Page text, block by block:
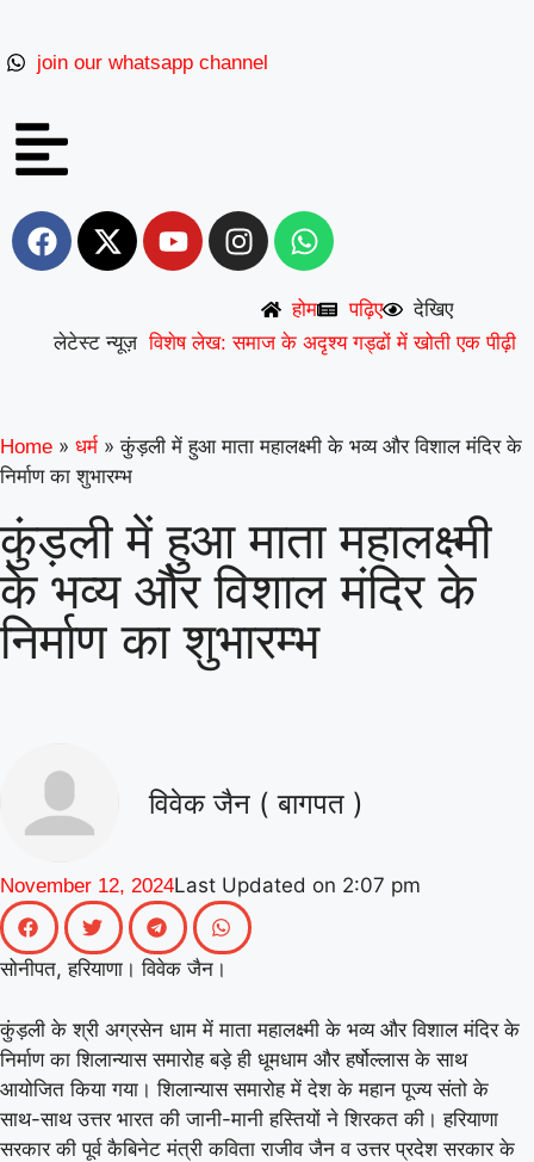
join our whatsapp channel
होम पढ़िए
देखिए
लेटेस्ट न्यूज़ विशेष लेख: समाज के अदृश्य गड्ढों में खोती एक पीढ़ी
पुरस्कार’ युवा शक्ति को समर्पित करेंगे अमन | वरिष्ठ
(माध्यमिक) के जिला समन्वयक का प्रभार | गिनीज
वर्ल्ड रिकॉर्ड की खुशी से गूंजा माय भारत केंद्र, युवाओं
ने कहा- यह हमारी पीढ़ी की उपलब्धि
दिया बढ़ावा
Home » धर्म » कुंड़ली में हुआ माता महालक्ष्मी के भव्य और विशाल मंदिर के
निर्माण का शुभारम्भ
कुंड़ली में हुआ माता महालक्ष्मी
के भव्य और विशाल मंदिर के
निर्माण का शुभारम्भ
विवेक जैन ( बागपत )
November 12, 2024Last Updated on 2:07 pm
सोनीपत, हरियाणा। विवेक जैन।
कुंड़ली के श्री अग्रसेन धाम में माता महालक्ष्मी के भव्य और विशाल मंदिर के
निर्माण का शिलान्यास समारोह बड़े ही धूमधाम और हर्षोल्लास के साथ
आयोजित किया गया। शिलान्यास समारोह में देश के महान पूज्य संतो के
साथ-साथ उत्तर भारत की जानी-मानी हस्तियों ने शिरकत की। हरियाणा
सरकार की पूर्व कैबिनेट मंत्री कविता राजीव जैन व उत्तर प्रदेश सरकार के